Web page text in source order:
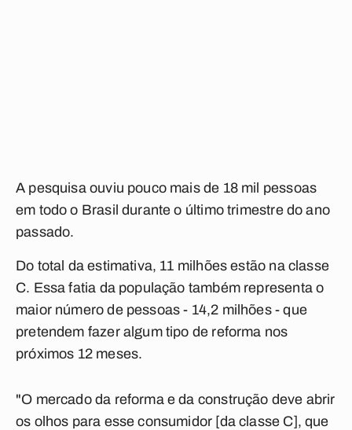
A pesquisa ouviu pouco mais de 18 mil pessoas
em todo o Brasil durante o último trimestre do ano
passado.
Do total da estimativa, 11 milhões estão na classe
C. Essa fatia da população também representa o
maior número de pessoas - 14,2 milhões - que
pretendem fazer algum tipo de reforma nos
próximos 12 meses.
"O mercado da reforma e da construção deve abrir
os olhos para esse consumidor [da classe C], que